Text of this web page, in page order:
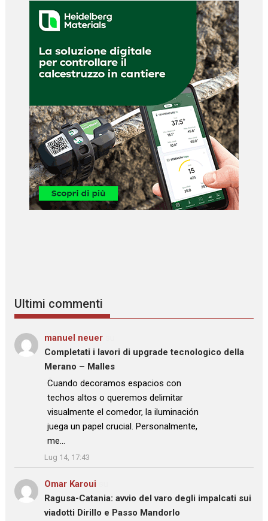
Ultimi commenti
manuel neuer
Completati i lavori di upgrade tecnologico della
Merano – Malles
: “
Cuando decoramos espacios con
techos altos o queremos delimitar
visualmente el comedor, la iluminación
juega un papel crucial. Personalmente,
me…
”
Lug 14, 17:43
Omar Karoui
Ragusa-Catania: avvio del varo degli impalcati sui
viadotti Dirillo e Passo Mandorlo